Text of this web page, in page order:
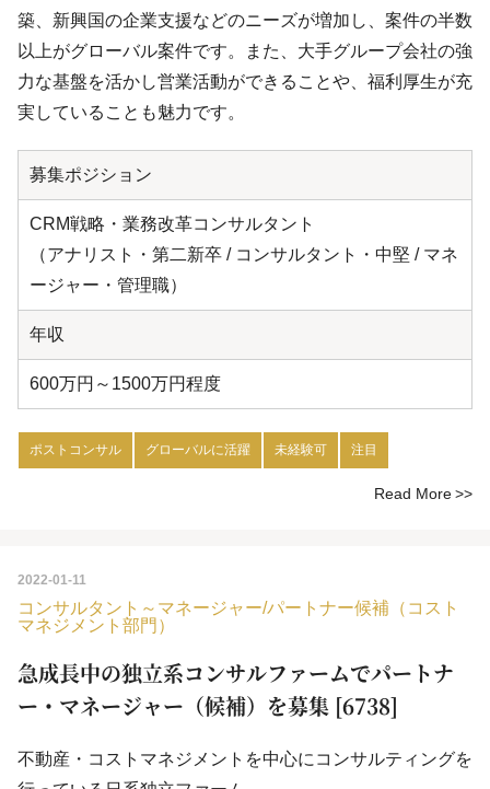
築、新興国の企業支援などのニーズが増加し、案件の半数
以上がグローバル案件です。また、大手グループ会社の強
力な基盤を活かし営業活動ができることや、福利厚生が充
実していることも魅力です。
募集ポジション
CRM戦略・業務改革コンサルタント
（アナリスト・第二新卒 / コンサルタント・中堅 / マネ
ージャー・管理職）
年収
600万円～1500万円程度
ポストコンサル グローバルに活躍 未経験可 注目
Read More
2022-01-11
コンサルタント～マネージャー/パートナー候補（コスト
マネジメント部門）
急成長中の独立系コンサルファームでパートナ
ー・マネージャー（候補）を募集 [6738]
不動産・コストマネジメントを中心にコンサルティングを